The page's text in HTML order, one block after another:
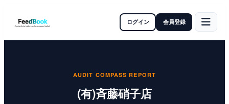
ログイン 会員登録
AUDIT COMPASS REPORT
(有)斉藤硝子店